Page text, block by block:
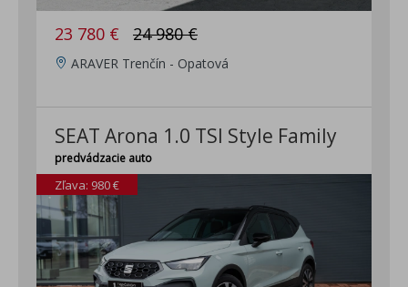
23 780 € 24 980 €
ARAVER Trenčín - Opatová
SEAT Arona 1.0 TSI Style Family
predvádzacie auto
Zľava: 980 €